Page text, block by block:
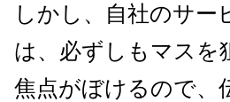
しかし、自社のサー
は、 必ずしもマスを
焦点がぼけるので、